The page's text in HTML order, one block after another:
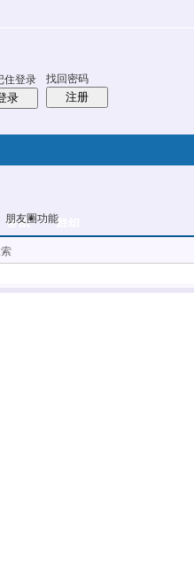
住登录
录
找回密码
注册
资讯 群组
帖子
朋友圈功能